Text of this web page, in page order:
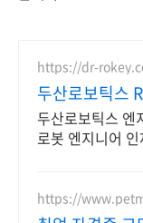
https://dr-
두산로보틱스
기업 인턴쉽
두산로보틱스 엔
로봇 엔지니어
https://